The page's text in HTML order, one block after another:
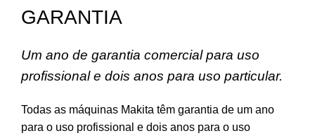
GARANTIA
Um ano de garantia comercial para uso
profissional e dois anos para uso particular.
Todas as máquinas Makita têm garantia de um ano
para o uso profissional e dois anos para o uso